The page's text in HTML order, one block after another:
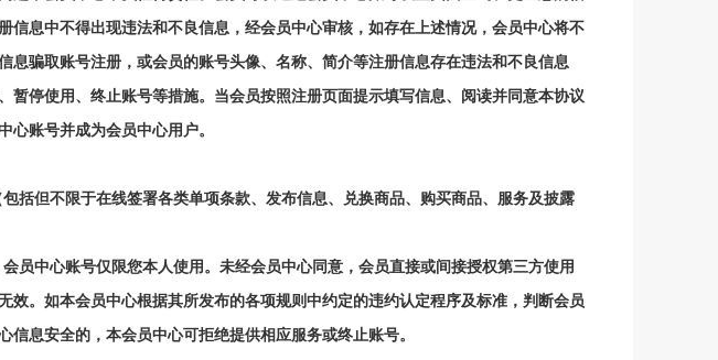
信息中不得出现违法和不良信息，经会员中心审核，如存在上述情况，会员中心将不
息骗取账号注册，或会员的账号头像、名称、简介等注册信息存在违法和不良信息
暂停使用、终止账号等措施。当会员按照注册页面提示填写信息、阅读并同意本协议
心账号并成为会员中心用户。
括但不限于在线签署各类单项条款、发布信息、兑换商品、购买商品、服务及披露
会员中心账号仅限您本人使用。未经会员中心同意， 会员直接或间接授权第三方使用
效。如本会员中心根据其所发布的各项规则中约定的违约认定程序及标准 ， 判断会员
信息安全的， 本会员中心可拒绝提供相应服务或终止账号。